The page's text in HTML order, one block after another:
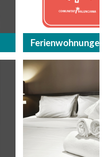
Ferienwohnungen